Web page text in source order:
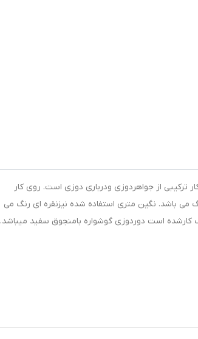
از جواهردوزی ودرباری دوزی است. روی کار
باشد. نگین متری استفاده شده نیزنقره ای رنگ می
کارشده است دوردوزی گوشواره بامنجوق سفید میباشد.